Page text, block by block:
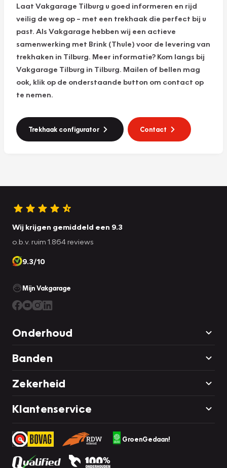
Laat Vakgarage Tilburg u goed informeren en rijd
veilig de weg op – met een trekhaak die perfect bij u
past. Als Vakgarage hebben wij een actieve
samenwerking met Brink (Thule) voor de levering van
trekhaken in Tilburg. Meer informatie? Kom langs bij
Vakgarage Tilburg in Tilburg. Mailen of bellen mag
ook, klik op de onderstaande button om contact op
te nemen.
Trekhaak configurator Contact
Wij krijgen gemiddeld een 9.3
o.b.v. ruim 1.864 reviews
9.3/10
Mijn Vakgarage
Onderhoud
Banden
Zekerheid
Klantenservice
GroenGedaan!